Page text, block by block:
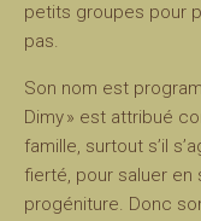
petits groupes pour
pas.
Son nom est
Dimy » est attribué
famille, surtout s’il
fierté, pour saluer en
progéniture. Donc